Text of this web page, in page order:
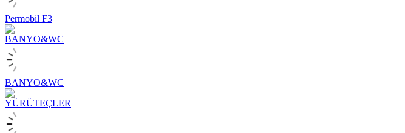
Permobil F3
BANYO&WC